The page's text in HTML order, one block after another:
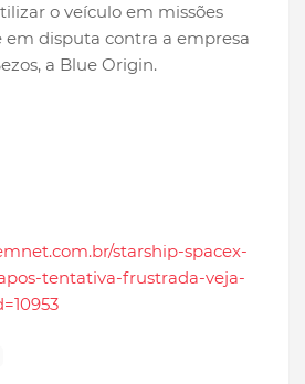
o veículo em missões
disputa contra a empresa
a Blue Origin.
starship-spacex-
tentativa-frustrada-veja-